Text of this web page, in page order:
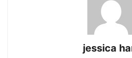
jessica